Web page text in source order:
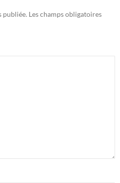
publiée. Les champs obligatoires